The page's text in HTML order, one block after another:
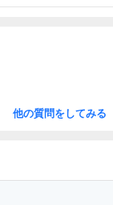
他の質問をしてみる